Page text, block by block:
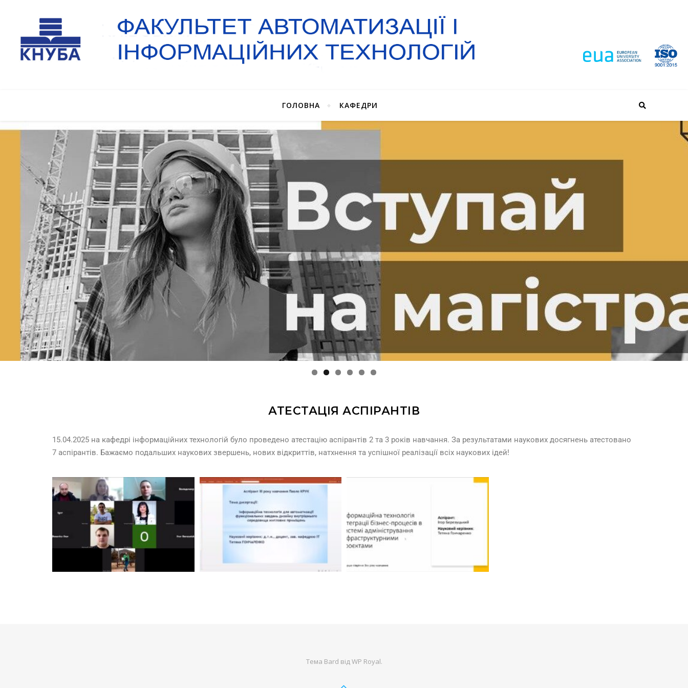
ГОЛОВНА КАФЕДРИ
АТЕСТАЦІЯ АСПІРАНТІВ
15.04.2025 на кафедрі інформаційних технологій було проведено атестацію аспірантів 2 та 3 років навчання. За результатами наукових досягнень атестовано
7 аспірантів. Бажаємо подальших наукових звершень, нових відкриттів, натхнення та успішної реалізації всіх наукових ідей!
Тема Bard відWP Royal.